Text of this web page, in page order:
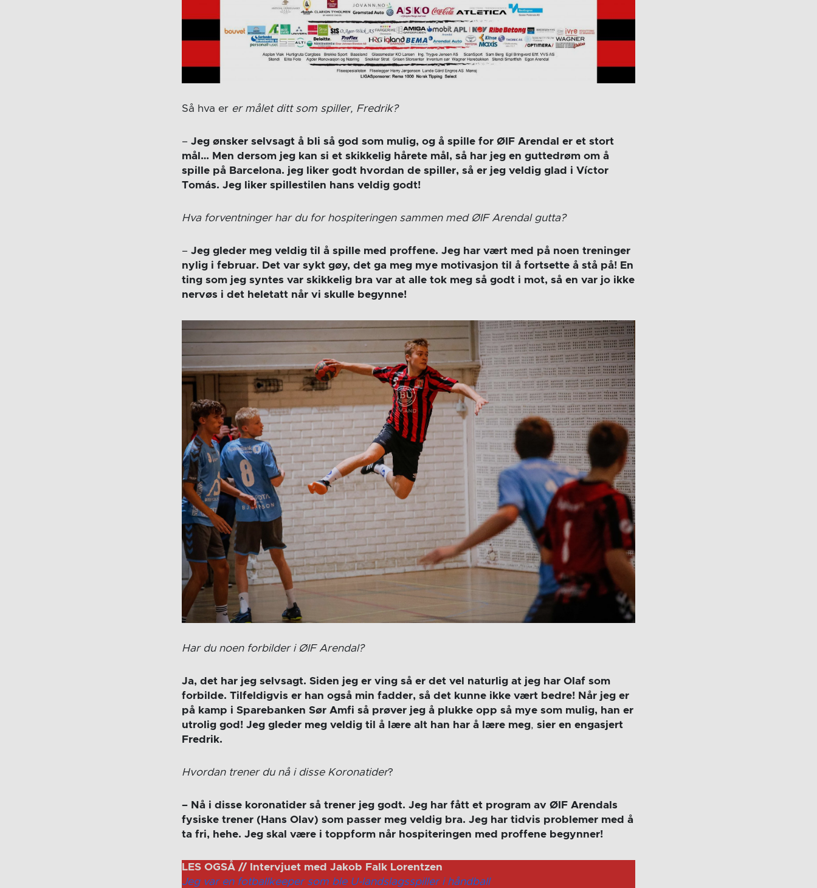
Så hva er er målet ditt som spiller, Fredrik?
–Jeg ønsker selvsagt å bli så god som mulig, og å spille for ØIF Arendal er et stort
mål… Men dersom jeg kan si et skikkelig hårete mål, så har jeg en guttedrøm om å
spille på Barcelona. jeg liker godt hvordan de spiller, så er jeg veldig glad i Víctor
Tomás. Jeg liker spillestilen hans veldig godt!
Hva forventninger har du for hospiteringen sammen med ØIF Arendal gutta?
–Jeg gleder meg veldig til å spille med proffene. Jeg har vært med på noen treninger
nylig i februar. Det var sykt gøy, det ga meg mye motivasjon til å fortsette å stå på! En
ting som jeg syntes var skikkelig bra var at alle tok meg så godt i mot, så en var jo ikke
nervøs i det heletatt når vi skulle begynne!
Har du noen forbilder i ØIF Arendal?
Ja, det har jeg selvsagt. Siden jeg er ving så er det vel naturlig at jeg har Olaf som
forbilde. Tilfeldigvis er han også min fadder, så det kunne ikke vært bedre! Når jeg er
på kamp i Sparebanken Sør Amfi så prøver jeg å plukke opp så mye som mulig, han er
utrolig god! Jeg gleder meg veldig til å lære alt han har å lære meg,sier en engasjert
Fredrik.
Hvordan trener du nå i disse Koronatider?
– Nå i disse koronatider så trener jeg godt. Jeg har fått et program av ØIF Arendals
fysiske trener (Hans Olav) som passer meg veldig bra. Jeg har tidvis problemer med å
ta fri, hehe. Jeg skal være i toppform når hospiteringen med proffene begynner!
LES OGSÅ // Intervjuet med Jakob Falk Lorentzen
Jeg var en fotballkeeper som ble U-landslagsspiller i håndball